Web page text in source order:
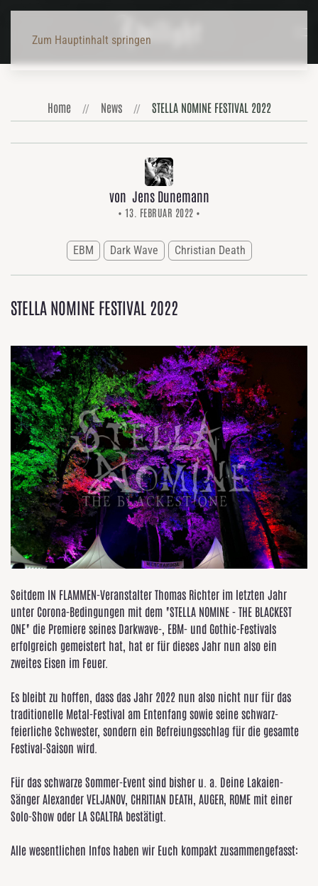
Zum Hauptinhalt springen
Home News STELLA NOMINE FESTIVAL 2022
von Jens Dunemann
• 13. FEBRUAR 2022 •
EBM Dark Wave Christian Death
STELLA NOMINE FESTIVAL 2022
Seitdem IN FLAMMEN-Veranstalter Thomas Richter im letzten Jahr
unter Corona-Bedingungen mit dem "STELLA NOMINE - THE BLACKEST
ONE" die Premiere seines Darkwave-, EBM- und Gothic-Festivals
erfolgreich gemeistert hat, hat er für dieses Jahr nun also ein
zweites Eisen im Feuer.
Es bleibt zu hoffen, dass das Jahr 2022 nun also nicht nur für das
traditionelle Metal-Festival am Entenfang sowie seine schwarz-
feierliche Schwester, sondern ein Befreiungsschlag für die gesamte
Festival-Saison wird.
Für das schwarze Sommer-Event sind bisher u. a. Deine Lakaien-
Sänger Alexander VELJANOV, CHRITIAN DEATH, AUGER, ROME mit einer
Solo-Show oder LA SCALTRA bestätigt.
Alle wesentlichen Infos haben wir Euch kompakt zusammengefasst: